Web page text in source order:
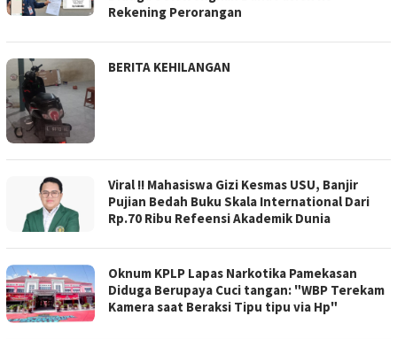
Rekening Perorangan
BERITA KEHILANGAN
Viral !! Mahasiswa Gizi Kesmas USU, Banjir
Pujian Bedah Buku Skala International Dari
Rp.70 Ribu Refeensi Akademik Dunia
Oknum KPLP Lapas Narkotika Pamekasan
Diduga Berupaya Cuci tangan: "WBP Terekam
Kamera saat Beraksi Tipu tipu via Hp"